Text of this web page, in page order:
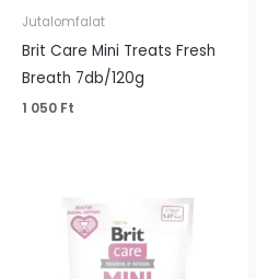
Jutalomfalat
Brit Care Mini Treats Fresh
Breath 7db/120g
1 050 Ft